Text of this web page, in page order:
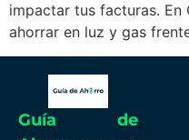
impactar tus facturas. En
ahorrar en luz y gas
Guía de